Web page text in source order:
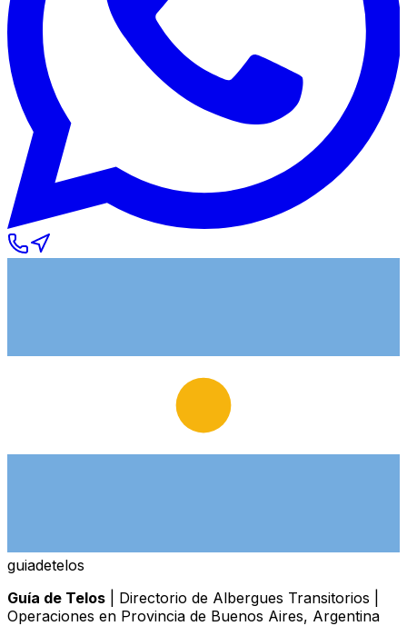
guiadetelos
Guía de Telos | Directorio de Albergues Transitorios |
Operaciones en Provincia de Buenos Aires, Argentina